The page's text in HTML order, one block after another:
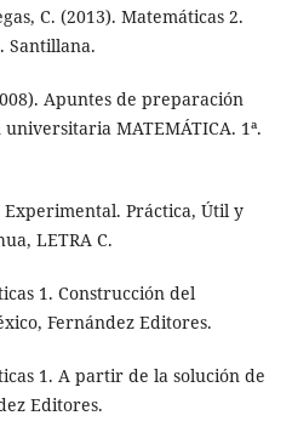
C. (2013). Matemáticas 2.
Santillana.
Apuntes de preparación
MATEMÁTICA. 1ª.
Experimental. Práctica, Útil y
LETRA C.
1. Construcción del
Fernández Editores.
1. A partir de la solución de
Editores.